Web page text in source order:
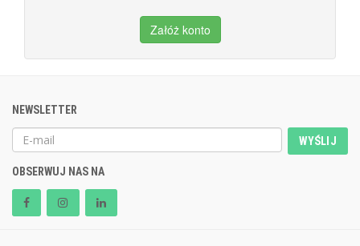
Załóż konto
NEWSLETTER
WYŚLIJ
OBSERWUJ NAS NA